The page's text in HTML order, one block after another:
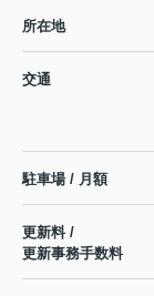
所在地
交通
駐車場 / 月額
更新料 /
更新事務手数料